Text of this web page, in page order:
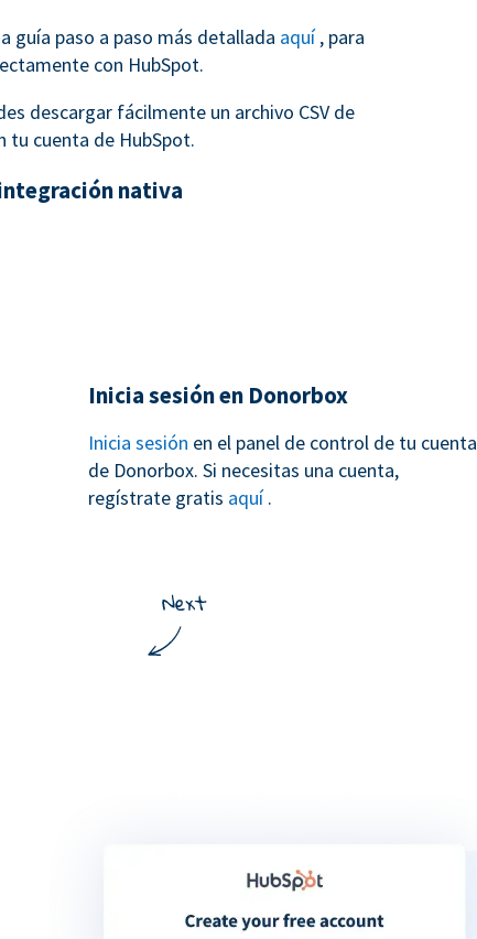
guía paso a paso más detallada aquí, para
con HubSpot.
descargar fácilmente un archivo CSV de
tu cuenta de HubSpot.
nativa
Inicia sesión en Donorbox
Inicia sesión en el panel de control de tu cuenta
de Donorbox. Si necesitas una cuenta,
regístrate gratis aquí.